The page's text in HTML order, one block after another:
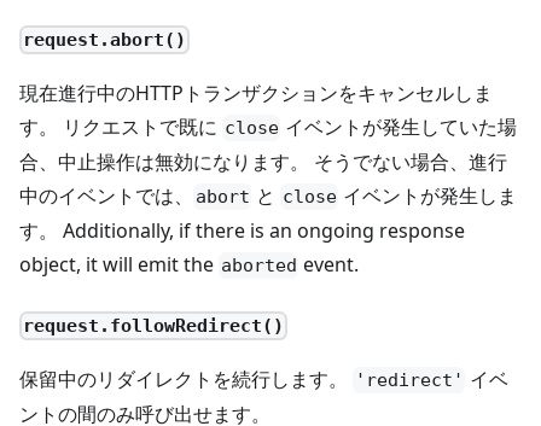
request.abort()
現在進行中のHTTPトランザクションをキャンセルしま
す。 リクエストで既に close イベントが発生していた場
合、中止操作は無効になります。 そうでない場合、進行
中のイベントでは、
abort と close イベントが発生しま
す。 Additionally, if there is an ongoing response
object, it will emit the aborted event.
request.followRedirect()
保留中のリダイレクトを続行します。 'redirect' イベ
ントの間のみ呼び出せます。